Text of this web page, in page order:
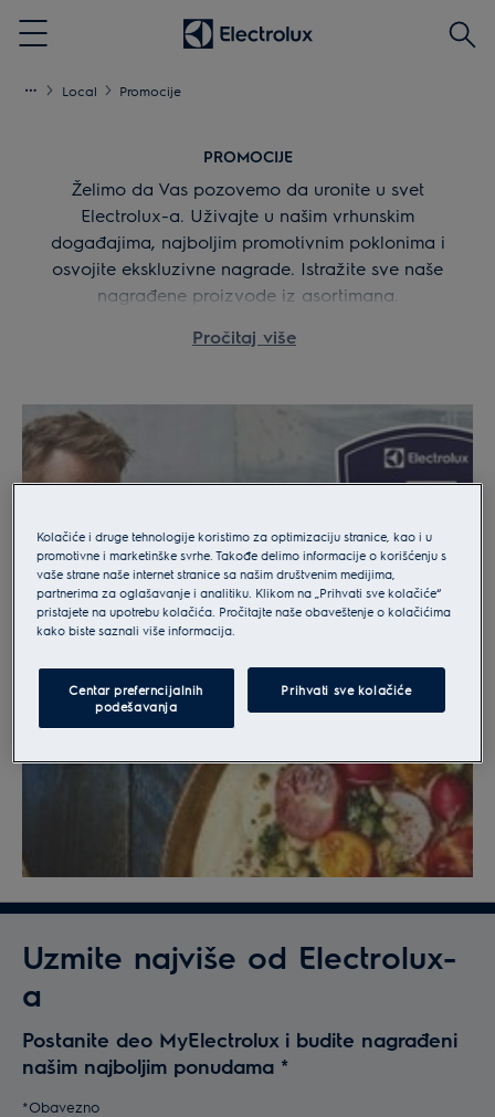
Menu
Local Promocije
PROMOCIJE
Želimo da Vas pozovemo da uronite u svet
Electrolux-a. Uživajte u našim vrhunskim
događajima, najboljim promotivnim poklonima i
osvojite ekskluzivne nagrade. Istražite sve naše
nagrađene proizvode iz asortimana.
Pročitaj više
Uzmite najviše od Electrolux-
a
Postanite deo MyElectrolux i budite nagrađeni
našim najboljim ponudama *
*Obavezno
Kolačiće i druge tehnologije koristimo za optimizaciju stranice, kao i u
promotivne i marketinške svrhe. Takođe delimo informacije o korišćenju s
vaše strane naše internet stranice sa našim društvenim medijima,
partnerima za oglašavanje i analitiku. Klikom na „Prihvati sve kolačiće“
pristajete na upotrebu kolačića. Pročitajte naše obaveštenje o kolačićima
kako biste saznali više informacija.
Centar preferncijalnih
podešavanja
Prihvati sve kolačiće